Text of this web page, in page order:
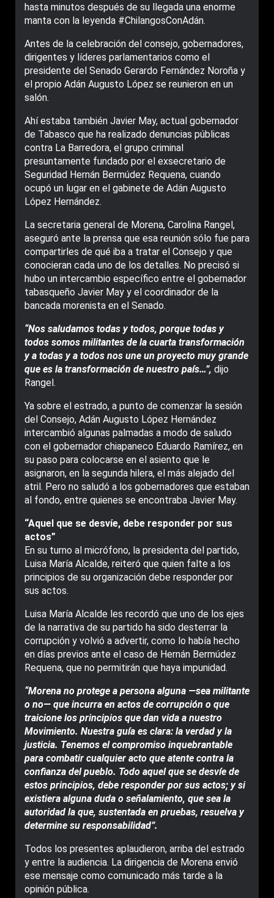
hasta minutos después de su llegada una enorme
manta con la leyenda #ChilangosConAdán.
Antes de la celebración del consejo, gobernadores,
dirigentes y líderes parlamentarios como el
presidente del Senado Gerardo Fernández Noroña y
el propio Adán Augusto López se reunieron en un
salón.
Ahí estaba también Javier May, actual gobernador
de Tabasco que ha realizado denuncias públicas
contra La Barredora, el grupo criminal
presuntamente fundado por el exsecretario de
Seguridad Hernán Bermúdez Requena, cuando
ocupó un lugar en el gabinete de Adán Augusto
López Hernández.
La secretaria general de Morena, Carolina Rangel,
aseguró ante la prensa que esa reunión sólo fue para
compartirles de qué iba a tratar el Consejo y que
conocieran cada uno de los detalles. No precisó si
hubo un intercambio específico entre el gobernador
tabasqueño Javier May y el coordinador de la
bancada morenista en el Senado.
“Nos saludamos todas y todos, porque todas y
todos somos militantes de la cuarta transformación
y a todas y a todos nos une un proyecto muy grande
que es la transformación de nuestro país…”, dijo
Rangel.
Ya sobre el estrado, a punto de comenzar la sesión
del Consejo, Adán Augusto López Hernández
intercambió algunas palmadas a modo de saludo
con el gobernador chiapaneco Eduardo Ramírez, en
su paso para colocarse en el asiento que le
asignaron, en la segunda hilera, el más alejado del
atril. Pero no saludó a los gobernadores que estaban
al fondo, entre quienes se encontraba Javier May.
“Aquel que se desvíe, debe responder por sus
actos”
En su turno al micrófono, la presidenta del partido,
Luisa María Alcalde, reiteró que quien falte a los
principios de su organización debe responder por
sus actos.
Luisa María Alcalde les recordó que uno de los ejes
de la narrativa de su partido ha sido desterrar la
corrupción y volvió a advertir, como lo había hecho
en días previos ante el caso de Hernán Bermúdez
Requena, que no permitirán que haya impunidad.
“Morena no protege a persona alguna —sea militante
o no— que incurra en actos de corrupción o que
traicione los principios que dan vida a nuestro
Movimiento. Nuestra guía es clara: la verdad y la
justicia. Tenemos el compromiso inquebrantable
para combatir cualquier acto que atente contra la
confianza del pueblo. Todo aquel que se desvíe de
estos principios, debe responder por sus actos; y si
existiera alguna duda o señalamiento, que sea la
autoridad la que, sustentada en pruebas, resuelva y
determine su responsabilidad”.
Todos los presentes aplaudieron, arriba del estrado
y entre la audiencia. La dirigencia de Morena envió
ese mensaje como comunicado más tarde a la
opinión pública.